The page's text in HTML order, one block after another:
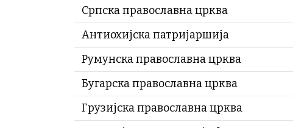
Српска православна црква
Антиохијска патријаршија
Румунска православна црква
Бугарска православна црква
Грузијска православна црква